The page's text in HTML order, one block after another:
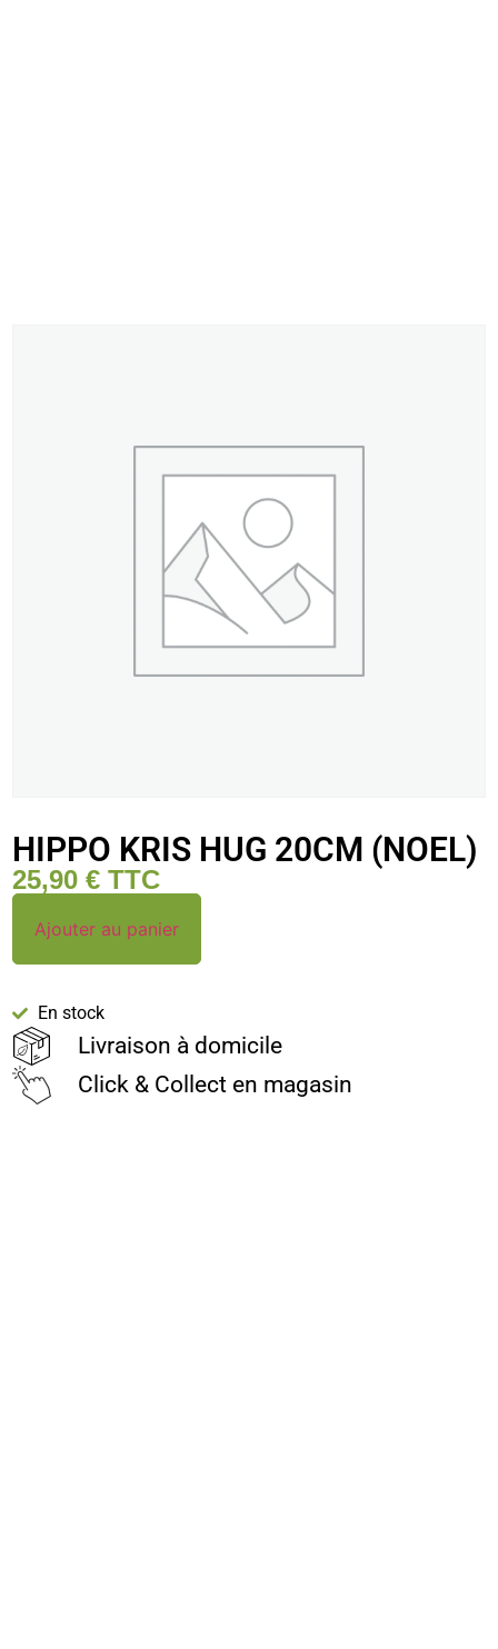
HIPPO KRIS HUG 20CM (NOEL)
25,90€ TTC
Ajouter au panier
En stock
Livraison à domicile
Click & Collect en magasin